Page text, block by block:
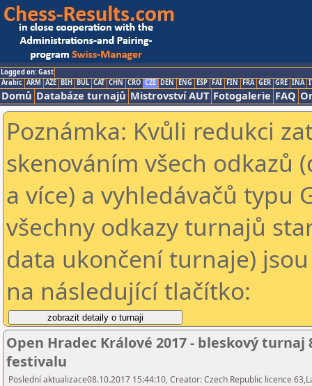
Logged on: Gast
Arabic ARM AZE BIH BUL CAT CHN CRO CZE DEN ENG ESP FAI FIN FRA GER GRE INA
Domů Databáze turnajů Mistrovství AUT Fotogalerie FAQ
Poznámka: Kvůli redukci
skenováním všech odkazů
a více) a vyhledávačů typu
všechny odkazy turnajů
data ukončení turnaje)
na následující tlačítko:
Open Hradec Králové 2017 - bleskový
festivalu
Poslední aktualizace08.10.2017 15:44:10, Creator: Czech Republic licence